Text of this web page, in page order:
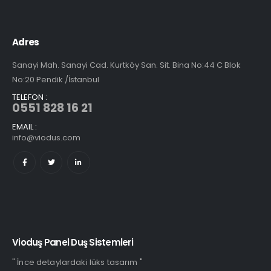
Adres
Sanayi Mah. Sanayi Cad. Kurtköy San. Sit. Bina No:44 C Blok
No:20 Pendik /İstanbul
TELEFON :
0551 828 16 21
EMAIL :
info@viodus.com
Vioduş Panel Duş Sistemleri
" İnce detaylardaki lüks tasarım "